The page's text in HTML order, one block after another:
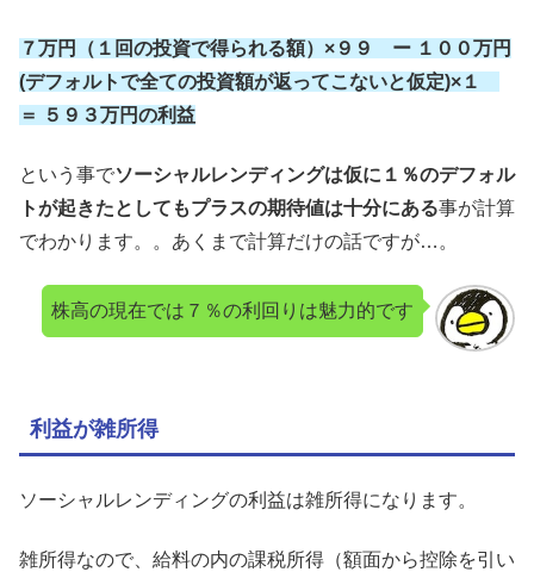
７万円（１回の投資で得られる額）×９９ ー １００万円
(デフォルトで全ての投資額が返ってこないと仮定)×１
＝ ５９３万円の利益
という事でソーシャルレンディングは仮に１％のデフォル
トが起きたとしてもプラスの期待値は十分にある事が計算
でわかります。。あくまで計算だけの話ですが…。
株高の現在では７％の利回りは魅力的です
利益が雑所得
ソーシャルレンディングの利益は雑所得になります。
雑所得なので、給料の内の課税所得（額面から控除を引い